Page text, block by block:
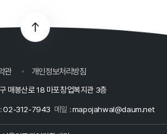
관 개인정보처리방침
매봉산로 18 마포창업복지관 3층
02-312-7943 메일 :mapojahwal@daum.net